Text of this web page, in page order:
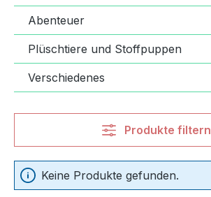
Abenteuer
Plüschtiere und Stoffpuppen
Verschiedenes
Produkte filtern
Keine Produkte gefunden.